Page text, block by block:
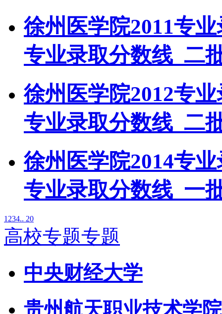
徐州医学院2011专
专业录取分数线_二
徐州医学院2012专
专业录取分数线_二
徐州医学院2014专
专业录取分数线_一
1 234.. 20
高校专题专题
中央财经大学
贵州航天职业技术学院